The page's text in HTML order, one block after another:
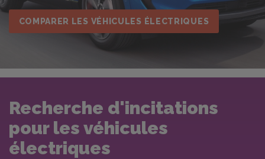
COMPARER LES VÉHICULES ÉLECTRIQUES
Recherche d'incitations
pour les véhicules
électriques